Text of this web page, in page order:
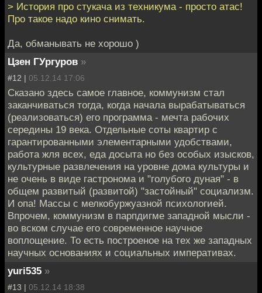
> История про стукача из техникума - просто атас!
Про такое надо кино снимать.
Да, обманывать не хорошо )
Цзен ГУргуров »
#12 | 05.12.14 17:06
Сказано здесь самое главное, коммунизм стал
заканчиваться тогда, когда начала вырабатываться
(реализоваться) его программа - мечта рабочих
середины 19 века. Отдельные соты квартир с
гарантированными элементарными удобствами,
работа жля всех, еда досыта но без особых изысков,
культурные развлечения на уровне дома культуры и
не очень в виде гастронома и "голубого дуная" - в
общем развитый (развитой) "застойный" социализм.
И опа! Массы с мелкобуржуазной психологией.
Впрочем, коммунизм в парпдигме западной мысли -
во вском случае его современное научное
воплощение. То есть построеное на тех же западных
научных основаниях и социальных императивах.
yuri535 »
#13 | 05.12.14 18:38